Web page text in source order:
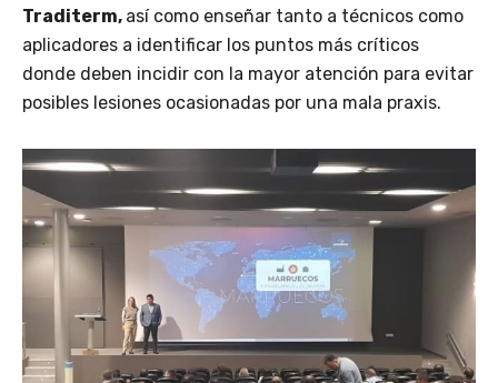
Traditerm, así como enseñar tanto a técnicos como
aplicadores a identificar los puntos más críticos
donde deben incidir con la mayor atención para evitar
posibles lesiones ocasionadas por una mala praxis.